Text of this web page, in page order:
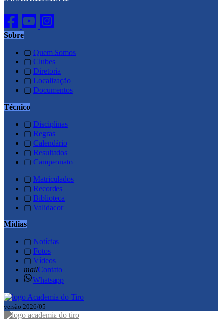
Sobre
▢ Quem Somos
▢ Clubes
▢ Diretoria
▢ Localização
▢ Documentos
Técnico
▢ Disciplinas
▢ Regras
▢ Calendário
▢ Resultados
▢ Campeonato
▢ Matriculados
▢ Recordes
▢ Biblioteca
▢ Validador
Mídias
▢ Notícias
▢ Fotos
▢ Vídeos
mailContato
Whatsapp
versão 2026/05